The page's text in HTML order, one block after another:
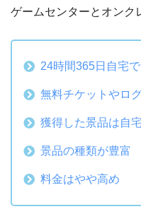
ゲームセンターとオンク
24時間365日自宅
無料チケットやロ
獲得した景品は自
景品の種類が豊富
料金はやや高め